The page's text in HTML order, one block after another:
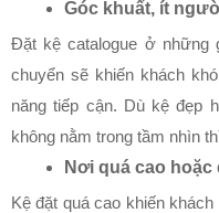
Góc khuất, ít
Đặt kệ catalogue ở những
chuyển sẽ khiến khách
năng tiếp cận. Dù kệ đẹp
không nằm trong tầm nhìn
Nơi quá cao hoặc
Kệ đặt quá cao khiến